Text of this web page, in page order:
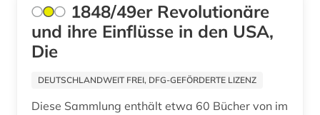
ballett (1)
baltikum (4)
bamberg kreis (1)
1848/49er Revolutionäre
und ihre Einflüsse in den USA,
Die
DEUTSCHLANDWEIT FREI, DFG-GEFÖRDERTE LIZENZ
Diese Sammlung enthält etwa 60 Bücher von im